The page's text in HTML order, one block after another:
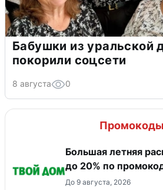
Бабушки из уральской
покорили соцсети
8 августа 0
Промокоды
Большая летняя
до 20% по
До 9 августа, 2026